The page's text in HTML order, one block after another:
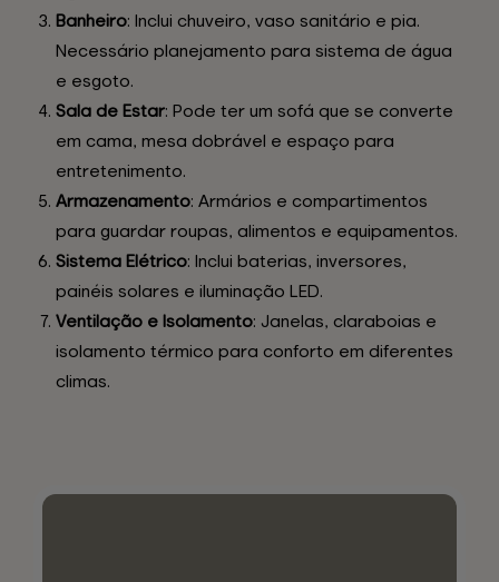
Banheiro: Inclui chuveiro, vaso sanitário e pia.
Necessário planejamento para sistema de água
e esgoto.
Sala de Estar: Pode ter um sofá que se converte
em cama, mesa dobrável e espaço para
entretenimento.
Armazenamento: Armários e compartimentos
para guardar roupas, alimentos e equipamentos.
Sistema Elétrico: Inclui baterias, inversores,
painéis solares e iluminação LED.
Ventilação e Isolamento: Janelas, claraboias e
isolamento térmico para conforto em diferentes
climas.